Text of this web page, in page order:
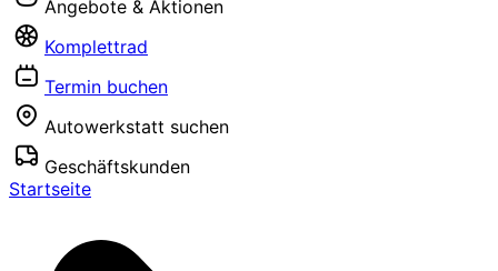
Angebote & Aktionen
Komplettrad
Termin buchen
Autowerkstatt suchen
Geschäftskunden
Startseite